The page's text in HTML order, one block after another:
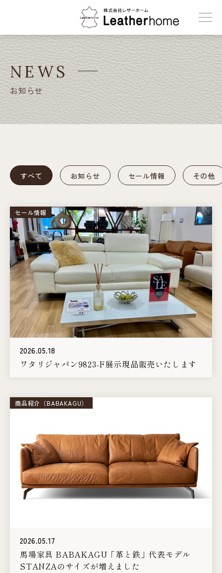
株式会社レザーホーム
NEWS
お知らせ
すべて お知らせ セール情報 その他
セール情報
2026.05.18
ワタリジャパン9823-F展示現品販売いたします
商品紹介（BABAKAGU）
2026.05.17
馬場家具 BABAKAGU「革と鉄」代表モデル
STANZAのサイズが増えました